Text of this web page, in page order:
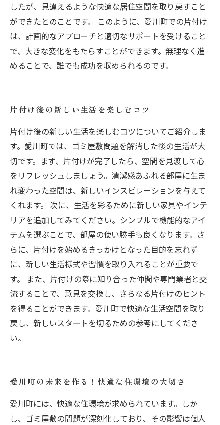
したが、見違えるような快適な居住空間を取り戻すこと
ができたとのことです。 このように、愛川町での片付け
は、計画的なアプローチと適切なサポートを受けること
で、大きな変化をもたらすことができます。無理なく進
めることで、誰でも成功を収められるのです。
片付け後の新しい生活を楽しむコツ
片付け後の新しい生活を楽しむコツについてご紹介しま
す。愛川町では、ゴミ屋敷問題を解消した後の生活が大
切です。まず、片付けが完了したら、空間を見渡して心
をリフレッシュしましょう。清潔感あふれる部屋に生ま
れ変わった空間は、新しいインスピレーションを与えて
くれます。 次に、生活を彩るために新しい家具やインテ
リアを追加してみてください。シンプルで機能的なアイ
テムを選ぶことで、部屋の使い勝手も良くなります。さ
らに、片付けを始めるきっかけとなった目的を忘れず
に、新しい生活様式や習慣を取り入れることが重要で
す。 また、片付けの際に知り合った仲間や専門業者と交
流することで、意見を交換し、さらなる片付けのヒント
を得ることができます。愛川町で快適な生活空間を取り
戻し、新しいスタートを切るための参考にしてくださ
い。
愛川町の未来を作る！快適な住環境の大切さ
愛川町には、快適な住環境が求められています。しか
し、ゴミ屋敷の問題が深刻化しており、その影響は個人